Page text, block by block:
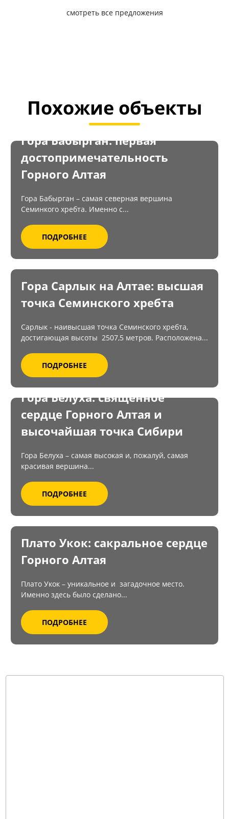
смотреть все предложения
Похожие объекты
Гора Бабырган: первая
достопримечательность
Горного Алтая
Гора Бабырган – самая северная вершина
Семинкого хребта. Именно с...
ПОДРОБНЕЕ
Гора Сарлык на Алтае: высшая
точка Семинского хребта
Сарлык - наивысшая точка Семинского хребта,
достигающая высоты 2507,5 метров. Расположена...
ПОДРОБНЕЕ
Гора Белуха: священное
сердце Горного Алтая и
высочайшая точка Сибири
Гора Белуха – самая высокая и, пожалуй, самая
красивая вершина...
ПОДРОБНЕЕ
Плато Укок: сакральное сердце
Горного Алтая
Плато Укок – уникальное и загадочное место.
Именно здесь было сделано...
ПОДРОБНЕЕ